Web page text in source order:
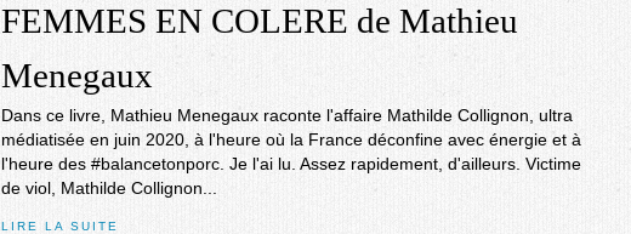
FEMMES EN COLERE de Mathieu
Menegaux
Dans ce livre, Mathieu Menegaux raconte l'affaire Mathilde Collignon, ultra
médiatisée en juin 2020, à l'heure où la France déconfine avec énergie et à
l'heure des #balancetonporc. Je l'ai lu. Assez rapidement, d'ailleurs. Victime
de viol, Mathilde Collignon...
LIRE LA SUITE